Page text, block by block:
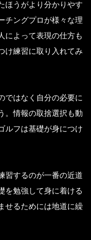
ほうがより分かりやす
チングプロが様々な理
によって表現の仕方も
け練習に取り入れてみ
ではなく自分の必要に
。情報の取捨選択も動
ルフは基礎が身につけ
習するのが一番の近道
を勉強して身に着ける
せるためには地道に繰